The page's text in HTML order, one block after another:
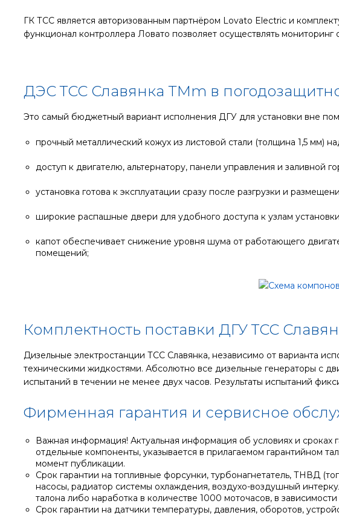
ГК ТСС является авторизованным партнёром Lovato Electric и
функционал контроллера Ловато позволяет осуществлять
ДЭС ТСС Славянка TMm в
Это самый бюджетный вариант исполнения ДГУ для установки вне
прочный металлический кожух из листовой стали (толщина 1,5 мм)
доступ к двигателю, альтернатору, панели управления и заливной
установка готова к эксплуатации сразу после разгрузки и
широкие распашные двери для удобного доступа к узлам
капот обеспечивает снижение уровня шума от работающего
помещений;
Комплектность поставки ДГУ ТСС
Дизельные электростанции ТСС Славянка, независимо от варианта
техническими жидкостями. Абсолютно все дизельные генераторы с
испытаний в течении не менее двух часов. Результаты испытаний
Фирменная гарантия и сервисное
Важная информация! Актуальная информация об условиях и сроках
отдельные компоненты, указывается в прилагаемом гарантийном
момент публикации.
Срок гарантии на топливные форсунки, турбонагнетатель, ТНВД
насосы, радиатор системы охлаждения, воздухо-воздушный
талона либо наработка в количестве 1000 моточасов, в
Срок гарантии на датчики температуры, давления, оборотов,